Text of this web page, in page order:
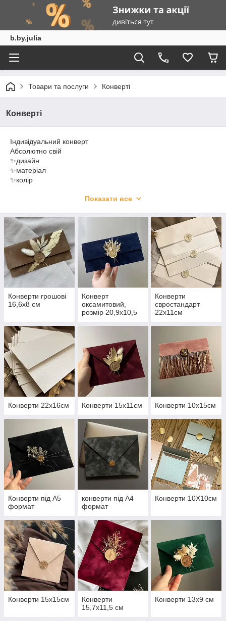
b.by.julia
Товари та послуги Конверті
Конверті
Індивідуальний конверт
Абсолютно свій
✨дизайн
✨матеріал
✨колір
Показати все
Конверти грошові
16,6х8 см
Конверт
оксамитовий,
розмір 20,9х10,5
Конверти
євростандарт
22х11см
Конверти 22х16см Конверти 15х11см Конверти 10х15см
Конверти під А5
формат
конверти під А4
формат
Конверти 10Х10см
Конверти 15х15см
Конверти
15,7х11,5 см
Конверти 13х9 см